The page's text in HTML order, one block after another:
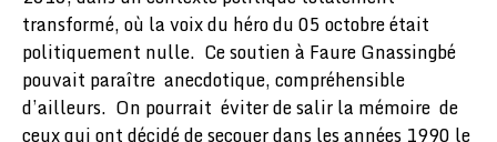
transformé, où la voix du héro du 05 octobre était
politiquement nulle. Ce soutien à Faure Gnassingbé
pouvait paraître anecdotique, compréhensible
d’ailleurs. On pourrait éviter de salir la mémoire de
ceux qui ont décidé de secouer dans les années 1990 le